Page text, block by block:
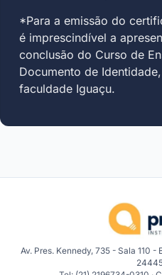
*Para a emissão do
é imprescindível a
conclusão do Curso de
Documento de
faculdade Iguaçu.
Av. Pres. Kennedy, 735 - Sala 110